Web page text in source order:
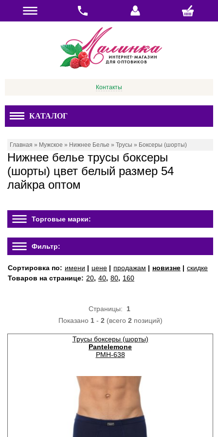
Контакты
КАТАЛОГ
Главная » Мужское » Нижнее Белье » Трусы » Боксеры (шорты)
Нижнее белье трусы боксеры
(шорты) цвет белый размер 54
лайкра оптом
Торговые марки:
Фильтр:
Сортировка по: имени | цене | продажам | новизне | скидке
Товаров на странице: 20, 40, 80, 160
Страницы: 1
Показано 1- 2 (всего 2 позиций)
Трусы боксеры (шорты)
Pantelemone
PMH-638